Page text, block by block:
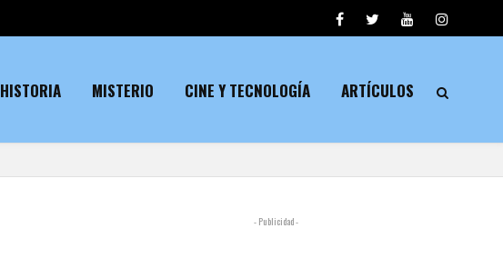
HISTORIA MISTERIO CINE Y TECNOLOGÍA ARTÍCULOS
- Publicidad -